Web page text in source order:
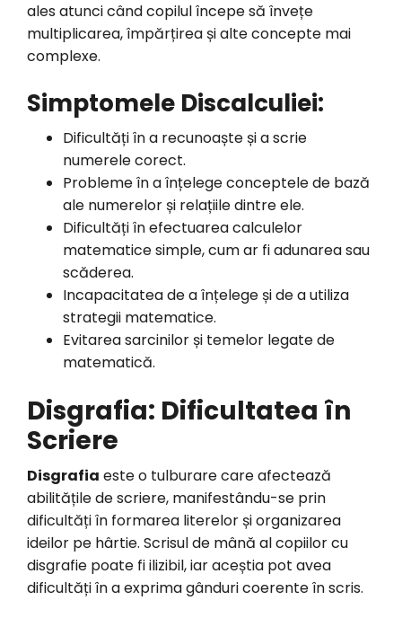
ales atunci când copilul începe să învețe
multiplicarea, împărțirea și alte concepte mai
complexe.
Simptomele Discalculiei:
Dificultăți în a recunoaște și a scrie
numerele corect.
Probleme în a înțelege conceptele de bază
ale numerelor și relațiile dintre ele.
Dificultăți în efectuarea calculelor
matematice simple, cum ar fi adunarea sau
scăderea.
Incapacitatea de a înțelege și de a utiliza
strategii matematice.
Evitarea sarcinilor și temelor legate de
matematică.
Disgrafia: Dificultatea în
Scriere
Disgrafia este o tulburare care afectează
abilitățile de scriere, manifestându-se prin
dificultăți în formarea literelor și organizarea
ideilor pe hârtie. Scrisul de mână al copiilor cu
disgrafie poate fi ilizibil, iar aceștia pot avea
dificultăți în a exprima gânduri coerente în scris.